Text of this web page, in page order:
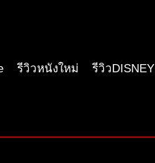
รีวิวหนังใหม่ รีวิวDISNEY